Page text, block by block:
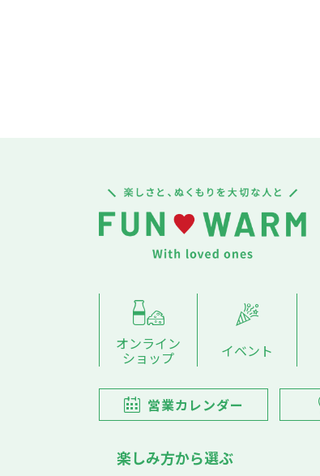
オンライン
ショップ イベント
営業カレンダー
楽しみ方から選ぶ